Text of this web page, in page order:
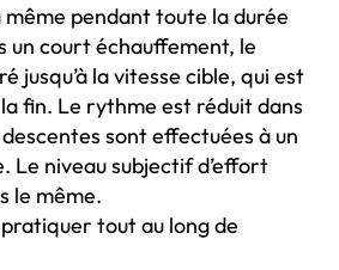
même pendant toute la durée
un court échauffement, le
jusqu’à la vitesse cible, qui est
la fin. Le rythme est réduit dans
sont effectuées à un
Le niveau subjectif d’effort
le même.
tout au long de